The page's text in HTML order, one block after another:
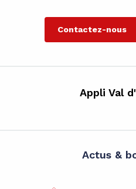
Contactez-nous
Appli Val
Actus &